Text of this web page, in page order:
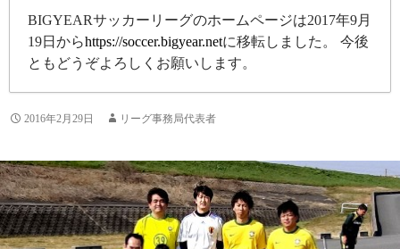
BIGYEARサッカーリーグのホームページは2017年9月
19日からhttps://soccer.bigyear.netに移転しました。 今後
ともどうぞよろしくお願いします。
2016年2月29日 リーグ事務局代表者